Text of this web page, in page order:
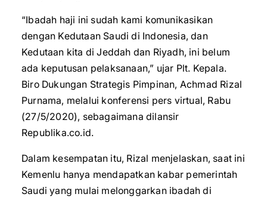
“Ibadah haji ini sudah kami komunikasikan
dengan Kedutaan Saudi di Indonesia, dan
Kedutaan kita di Jeddah dan Riyadh, ini belum
ada keputusan pelaksanaan,” ujar Plt. Kepala.
Biro Dukungan Strategis Pimpinan, Achmad Rizal
Purnama, melalui konferensi pers virtual, Rabu
(27/5/2020), sebagaimana dilansir
Republika.co.id.
Dalam kesempatan itu, Rizal menjelaskan, saat ini
Kemenlu hanya mendapatkan kabar pemerintah
Saudi yang mulai melonggarkan ibadah di